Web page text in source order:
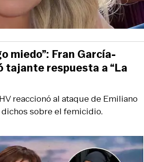
reaccionó al ataque de Emiliano
sobre el femicidio.
miedo”: Fran García-
tajante respuesta a “La